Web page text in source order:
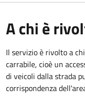
A chi è
Il servizio è rivolto a
carrabile, cioè un
di veicoli dalla strada
corrispondenza